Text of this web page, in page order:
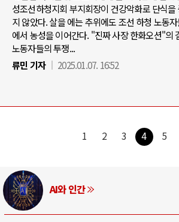
성조선하청지회 부지회장이 건강악화로 단식
지 않았다. 살을 에는 추위에도 조선 하청 노동
에서 농성을 이어간다. "진짜 사장 한화오션"의
노동자들의 투쟁...
류민 기자
2025.01.07. 16:52
1 2 3 4 5
러시아-우크라이나 전쟁